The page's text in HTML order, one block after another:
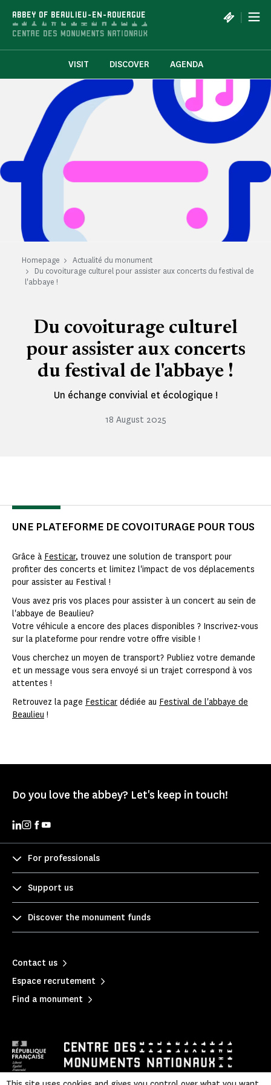
ABBEY OF BEAULIEU-EN-ROUERGUE |
VISIT DISCOVER AGENDA
Homepage
Actualité du monument
Du covoiturage culturel pour assister aux concerts du festival de
l'abbaye !
Du covoiturage culturel
pour assister aux concerts
du festival de l'abbaye !
Un échange convivial et écologique !
18 August 2025
UNE PLATEFORME DE COVOITURAGE POUR TOUS
Grâce à Festicar, trouvez une solution de transport pour
profiter des concerts et limitez l'impact de vos déplacements
pour assister au Festival !
Vous avez pris vos places pour assister à un concert au sein de
l'abbaye de Beaulieu?
Votre véhicule a encore des places disponibles ? Inscrivez-vous
sur la plateforme pour rendre votre offre visible !
Vous cherchez un moyen de transport? Publiez votre demande
et un message vous sera envoyé si un trajet correspond à vos
attentes !
Retrouvez la page Festicar dédiée au Festival de l'abbaye de
Beaulieu !
Do you love the abbey? Let's keep in touch!
For professionals
Support us
Discover the monument funds
Contact us
Espace recrutement
Find a monument